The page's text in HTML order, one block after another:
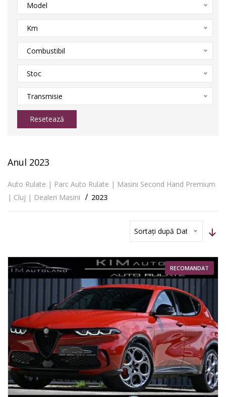
Model
Km
Combustibil
Stoc
Transmisie
Resetează
Anul 2023
Auto Rulate | Parc Auto Rulate | Masini Second Hand Premium
| Cluj | Dealeri Masini
2023
Sortați după Dată
RECOMANDAT